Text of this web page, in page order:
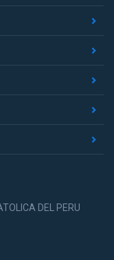
DEL PERU